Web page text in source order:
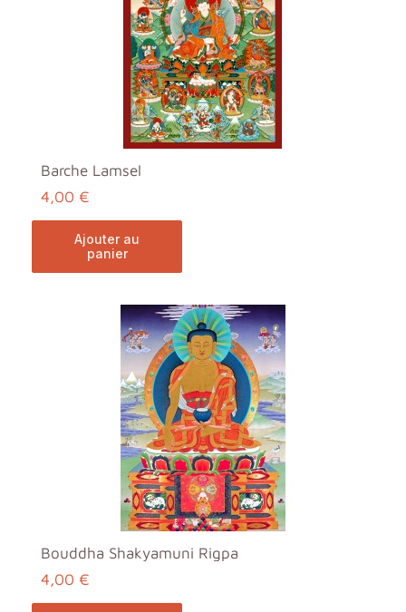
Barche Lamsel
4,00 €
ajouter au
panier
Bouddha Shakyamuni Rigpa
4,00 €